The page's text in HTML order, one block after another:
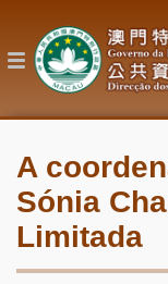
o
conteúdo
目A
Sónia
Limitada